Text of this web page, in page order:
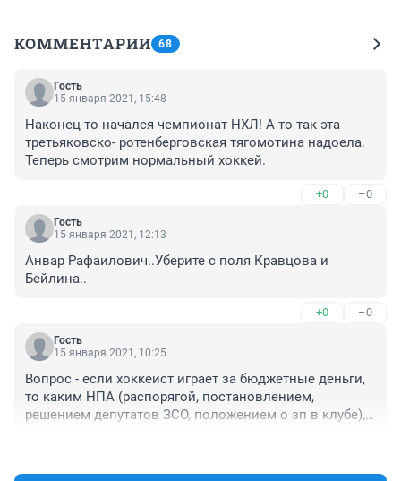
КОММЕНТАРИИ 68
Гость
15 января 2021, 15:48
Наконец то начался чемпионат НХЛ! А то так эта
третьяковско- ротенберговская тягомотина надоела.
Теперь смотрим нормальный хоккей.
+0 –0
Гость
15 января 2021, 12:13
Анвар Рафаилович..Уберите с поля Кравцова и
Бейлина..
+0 –0
Гость
15 января 2021, 10:25
Вопрос - если хоккеист играет за бюджетные деньги,
то каким НПА (распорягой, постановлением,
решением депутатов ЗСО, положением о зп в клубе),